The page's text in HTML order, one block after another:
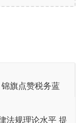
旗点赞税务蓝
法规理论水平 提